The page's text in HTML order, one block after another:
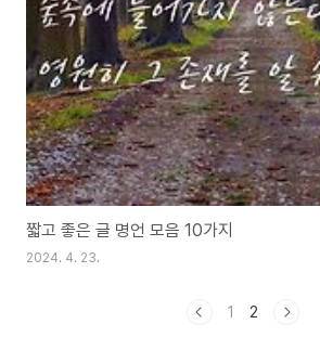
짧고 좋은 글 명언 모음 10가지
2024. 4. 23.
1 2